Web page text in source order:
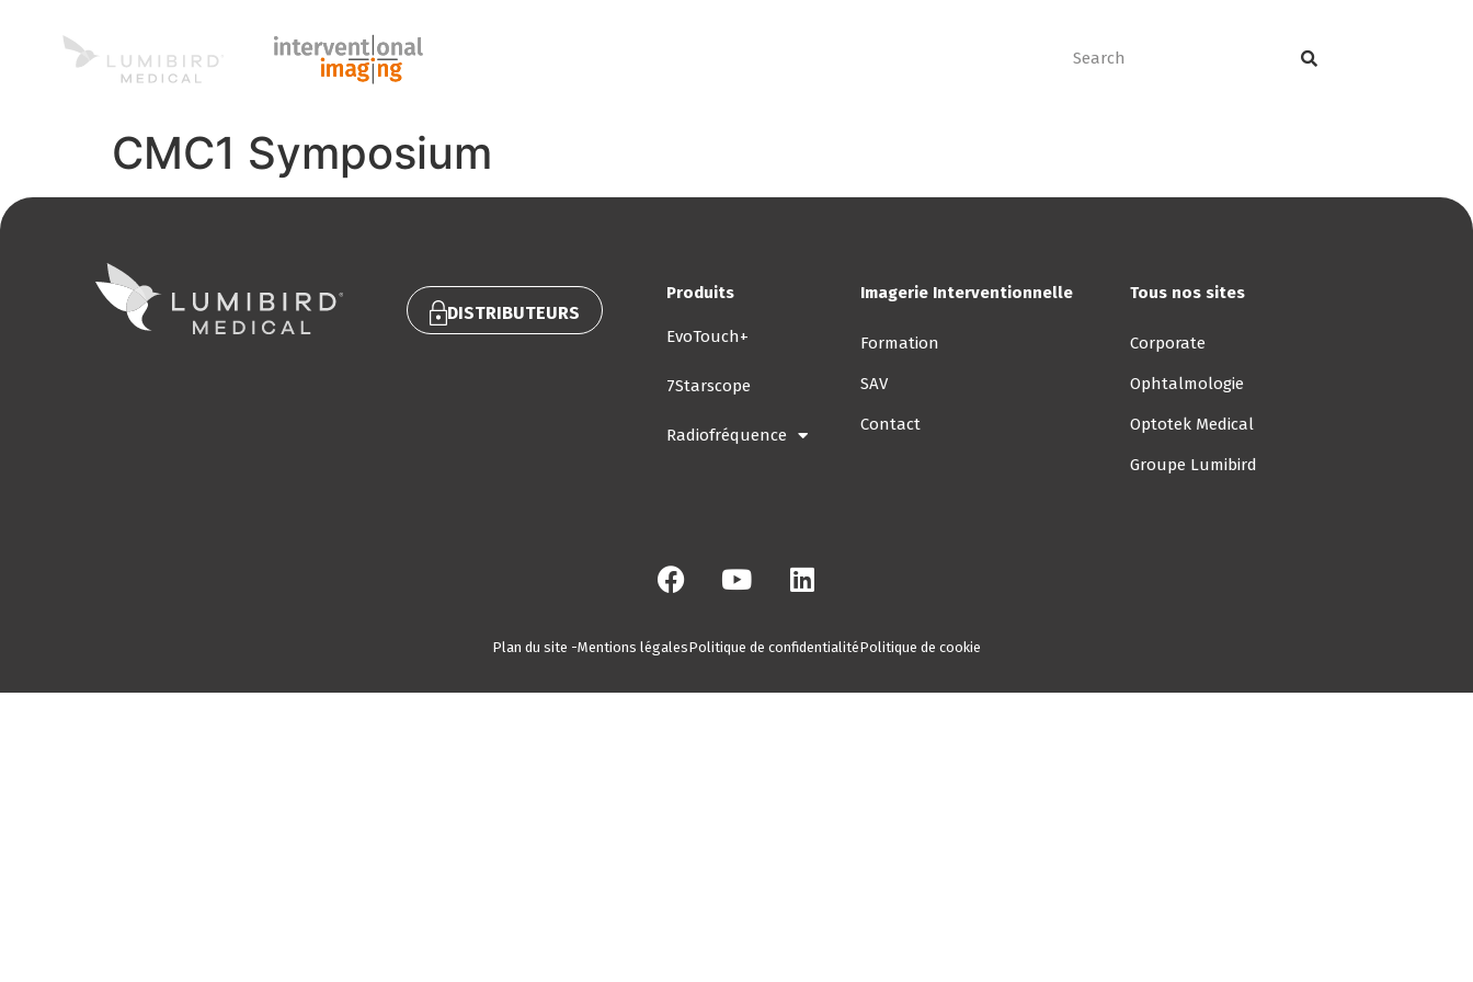
CMC1 Symposium
DISTRIBUTEURS
Produits
EvoTouch+
7Starscope
Radiofréquence
Imagerie Interventionnelle
Formation
SAV
Contact
Tous nos sites
Corporate
Ophtalmologie
Optotek Medical
Groupe Lumibird
Plan du site -Mentions légalesPolitique de confidentialitéPolitique de cookie